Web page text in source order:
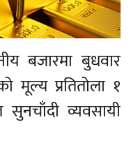
बजारमा बुधवार
प्रतितोला १
व्यवसायी